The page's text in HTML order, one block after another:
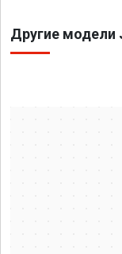
Другие модели